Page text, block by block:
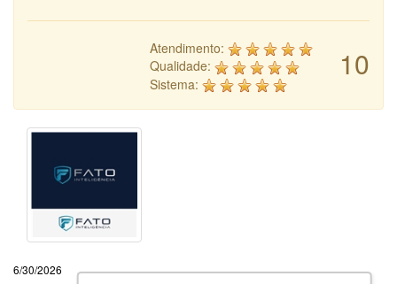
10
Atendimento:
Qualidade:
Sistema:
6/30/2026